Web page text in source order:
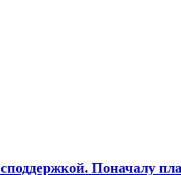
Поначалу